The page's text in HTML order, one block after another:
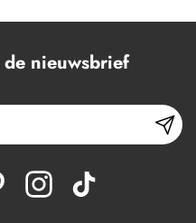
nieuwsbrief